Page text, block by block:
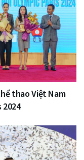
thao Việt Nam
2024